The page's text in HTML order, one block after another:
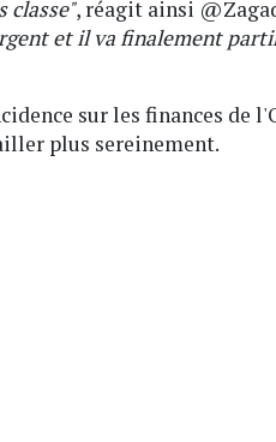
classe", réagit ainsi
et il va finalement
sur les finances de
plus sereinement.